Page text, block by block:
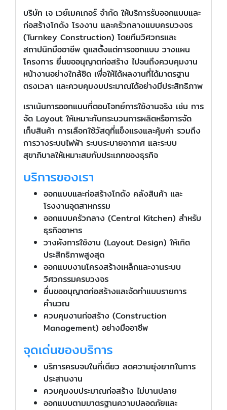
บริษัท เจ เวย์เมคเกอร์ จำกัด ให้บริการรับออกแบบและ
ก่อสร้างโกดัง โรงงาน และครัวกลางแบบครบวงจร
(Turnkey Construction) โดยทีมวิศวกรและ
สถาปนิกมืออาชีพ ดูแลตั้งแต่การออกแบบ วางแผน
โครงการ ยื่นขออนุญาตก่อสร้าง ไปจนถึงควบคุมงาน
หน้างานอย่างใกล้ชิด เพื่อให้ได้ผลงานที่ได้มาตรฐาน
ตรงเวลา และควบคุมงบประมาณได้อย่างมีประสิทธิภาพ
เราเน้นการออกแบบที่ตอบโจทย์การใช้งานจริง เช่น การ
จัด Layout ให้เหมาะกับกระบวนการผลิตหรือการจัด
เก็บสินค้า การเลือกใช้วัสดุที่แข็งแรงและคุ้มค่า รวมถึง
การวางระบบไฟฟ้า ระบบระบายอากาศ และระบบ
สุขาภิบาลให้เหมาะสมกับประเภทของธุรกิจ
บริการของเรา
ออกแบบและก่อสร้างโกดัง คลังสินค้า และ
โรงงานอุตสาหกรรม
ออกแบบครัวกลาง (Central Kitchen) สำหรับ
ธุรกิจอาหาร
วางผังการใช้งาน (Layout Design) ให้เกิด
ประสิทธิภาพสูงสุด
ออกแบบงานโครงสร้างเหล็กและงานระบบ
วิศวกรรมครบวงจร
ยื่นขออนุญาตก่อสร้างและจัดทำแบบรายการ
คำนวณ
ควบคุมงานก่อสร้าง (Construction
Management) อย่างมืออาชีพ
จุดเด่นของบริการ
บริการครบจบในที่เดียว ลดความยุ่งยากในการ
ประสานงาน
ควบคุมงบประมาณก่อสร้าง ไม่บานปลาย
ออกแบบตามมาตรฐานความปลอดภัยและ